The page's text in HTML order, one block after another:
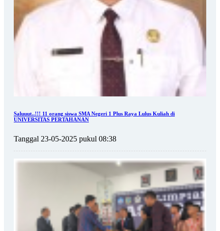
Saluuut..!!! 11 orang siswa SMA Negeri 1 Plus Raya Lulus Kuliah di
UNIVERSITAS PERTAHANAN
Tanggal 23-05-2025 pukul 08:38